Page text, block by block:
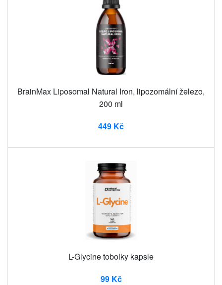
BrainMax Liposomal Natural Iron, lipozomální železo,
200 ml
449 Kč
L-Glycine tobolky kapsle
99 Kč